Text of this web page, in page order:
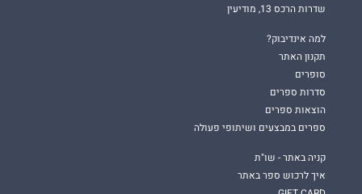
שדרות הרכס 13, מודיעין
למה אינדיבוק?
תקנון האתר
סופרים
סדרות ספרים
הוצאות ספרים
ספרים במבצעים ושיתופי פעולה
קניה באתר - שו"ת
איך לרכוש ספר באתר